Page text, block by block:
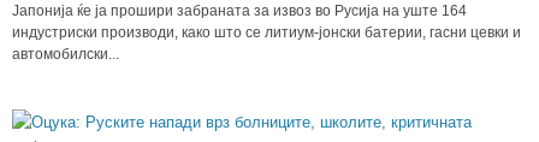
Јапонија ќе ја прошири забраната за извоз во Русија на уште 164
индустриски производи, како што се литиум-јонски батерии, гасни цевки и
автомобилски...